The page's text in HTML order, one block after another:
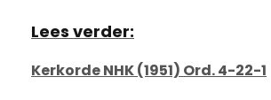
Lees verder:
Kerkorde NHK (1951) Ord. 4-22-1